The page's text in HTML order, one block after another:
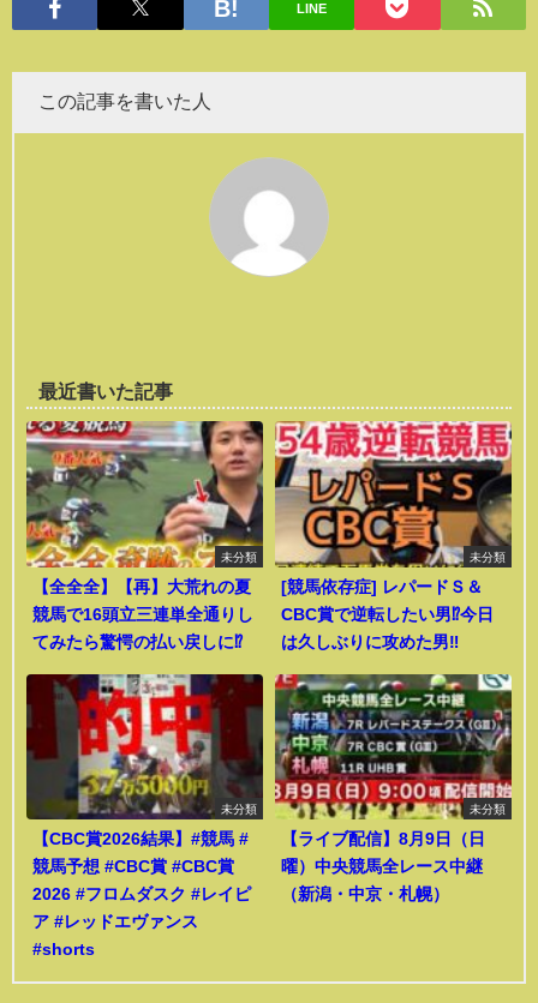
LINE
この記事を書いた人
最近書いた記事
未分類
【全全全】【再】大荒れの夏
競馬で16頭立三連単全通りし
てみたら驚愕の払い戻しに⁉︎
未分類
[競馬依存症] レパードＳ＆
CBC賞で逆転したい男⁉️今日
は久しぶりに攻めた男‼️
未分類
【CBC賞2026結果】#競馬 #
競馬予想 #CBC賞 #CBC賞
2026 #フロムダスク #レイピ
ア #レッドエヴァンス
#shorts
未分類
【ライブ配信】8月9日（日
曜）中央競馬全レース中継
（新潟・中京・札幌）